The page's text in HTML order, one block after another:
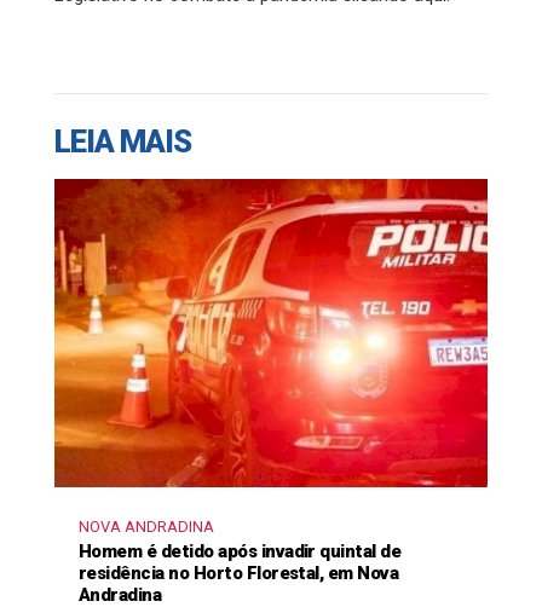
LEIA MAIS
NOVA ANDRADINA
Homem é detido após invadir quintal de
residência no Horto Florestal, em Nova
Andradina